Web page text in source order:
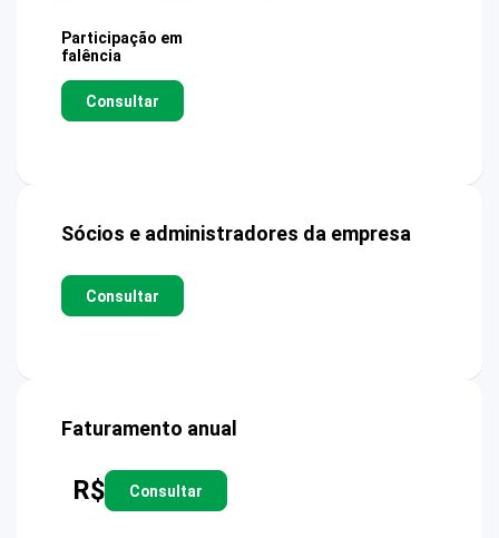
Participação em
falência
Consultar
Sócios e administradores da empresa
Consultar
Faturamento anual
R$ Consultar